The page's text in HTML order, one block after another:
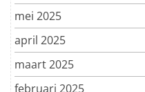
mei 2025
april 2025
maart 2025
februari 2025